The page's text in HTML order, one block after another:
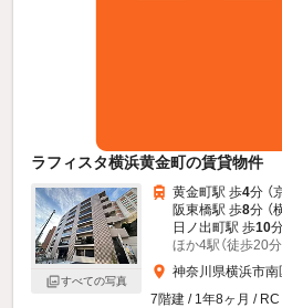
ラフィスタ横浜黄金町の賃貸物件
すべての写真
黄金町駅 歩4分 （
阪東橋駅 歩8分 （
日ノ出町駅 歩10
ほか4駅（徒歩20分
神奈川県横浜市
7階建 / 1年8ヶ月 / RC